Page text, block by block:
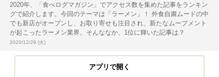
2020年、「食べログマガジン」でアクセス数を集めた記事をランキン
グで紹介します。今回のテーマは「ラーメン」！ 外食自粛ムードの中
でも新店がオープンし、お取り寄せも注目され、新たなムーブメント
が起こったラーメン業界。そんななか、1位に輝いた記事は？
投稿日:
2020/12/29 (火)
アプリで開く